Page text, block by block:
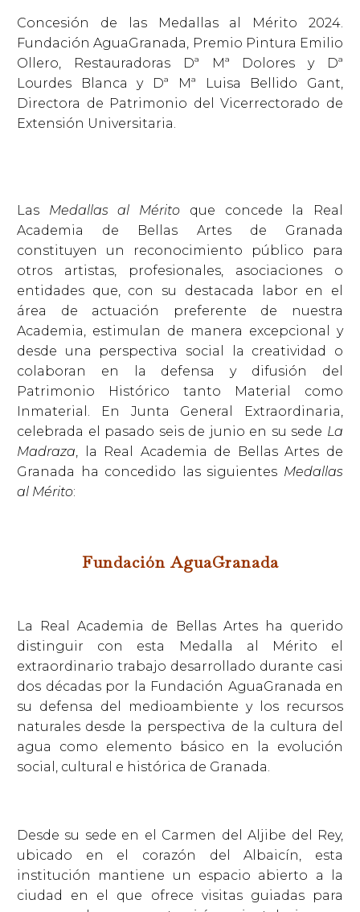
Concesión de las Medallas al Mérito 2024.
Fundación AguaGranada, Premio Pintura Emilio
Ollero, Restauradoras Dª Mª Dolores y Dª
Lourdes Blanca y Dª Mª Luisa Bellido Gant,
Directora de Patrimonio del Vicerrectorado de
Extensión Universitaria.
Las Medallas al Mérito que concede la Real
Academia de Bellas Artes de Granada
constituyen un reconocimiento público para
otros artistas, profesionales, asociaciones o
entidades que, con su destacada labor en el
área de actuación preferente de nuestra
Academia, estimulan de manera excepcional y
desde una perspectiva social la creatividad o
colaboran en la defensa y difusión del
Patrimonio Histórico tanto Material como
Inmaterial. En Junta General Extraordinaria,
celebrada el pasado seis de junio en su sede La
Madraza , la Real Academia de Bellas Artes de
Granada ha concedido las siguientes Medallas
al Mérito:
Fundación AguaGranada
La Real Academia de Bellas Artes ha querido
distinguir con esta Medalla al Mérito el
extraordinario trabajo desarrollado durante casi
dos décadas por la Fundación AguaGranada en
su defensa del medioambiente y los recursos
naturales desde la perspectiva de la cultura del
agua como elemento básico en la evolución
social, cultural e histórica de Granada.
Desde su sede en el Carmen del Aljibe del Rey,
ubicado en el corazón del Albaicín, esta
institución mantiene un espacio abierto a la
ciudad en el que ofrece visitas guiadas para